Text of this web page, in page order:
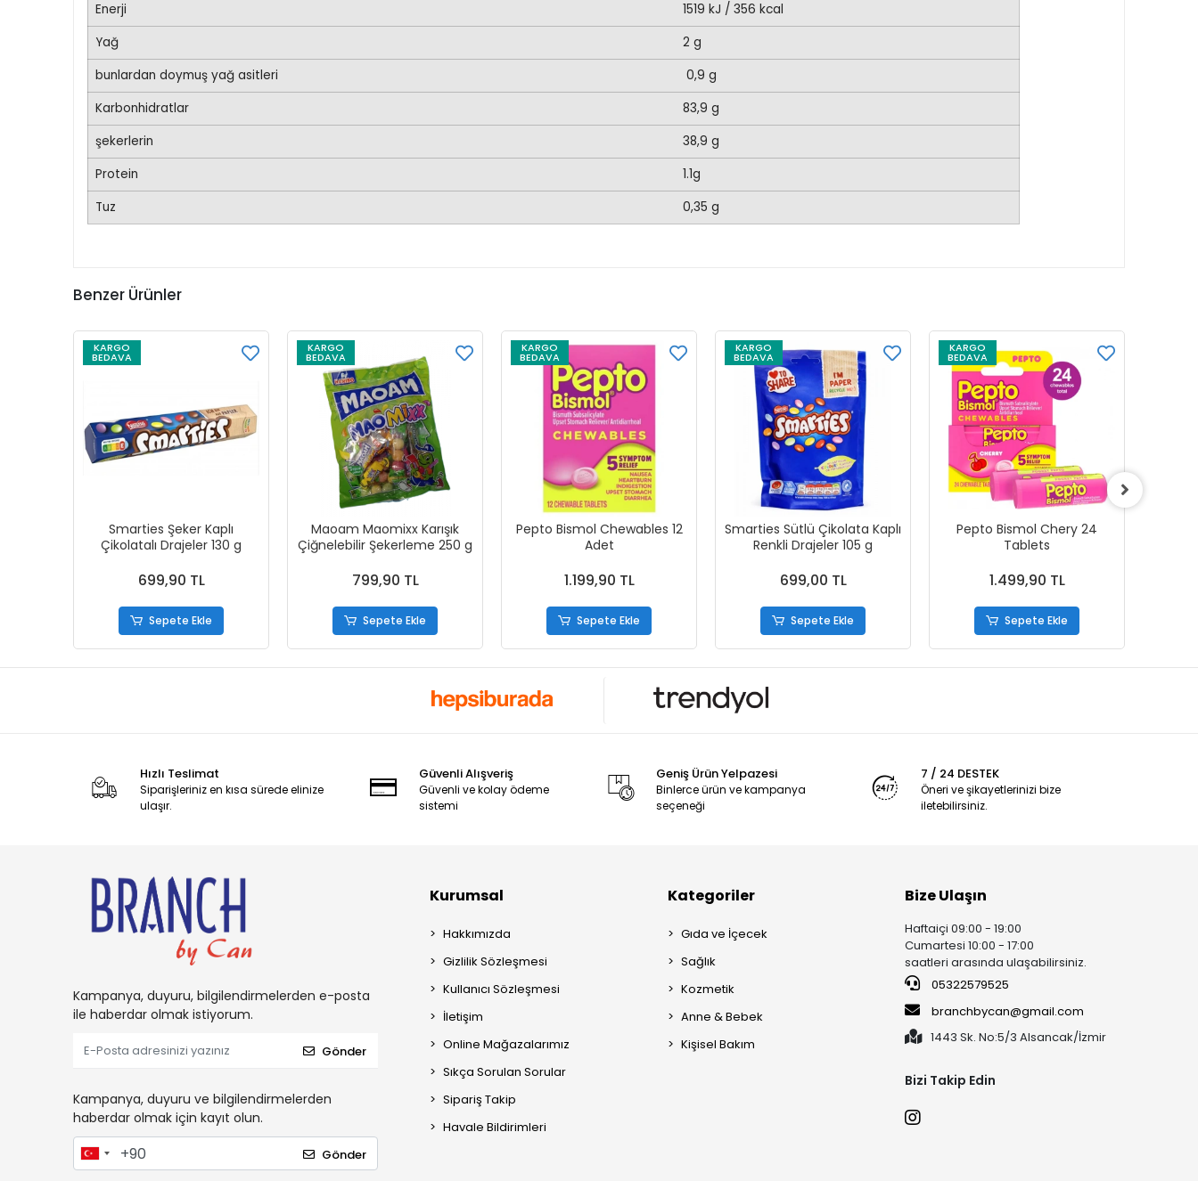
Enerji
1519 kJ / 356 kcal
Yağ
2 g
bunlardan doymuş yağ asitleri
0,9 g
Karbonhidratlar
83,9 g
şekerlerin
38,9 g
Protein
1.1g
Tuz
0,35 g
Benzer Ürünler
KARGO
BEDAVA
Smarties Şeker Kaplı
Çikolatalı Drajeler 130 g
699,90 TL
Sepete Ekle
KARGO
BEDAVA
Maoam Maomixx Karışık
Çiğnelebilir Şekerleme 250 g
799,90 TL
Sepete Ekle
KARGO
BEDAVA
Pepto Bismol Chewables 12
Adet
1.199,90 TL
Sepete Ekle
KARGO
BEDAVA
Smarties Sütlü Çikolata Kaplı
Renkli Drajeler 105 g
699,00 TL
Sepete Ekle
KARGO
BEDAVA
Pepto Bismol Chery 24
Tablets
1.499,90 TL
Sepete Ekle
Hızlı Teslimat
Siparişleriniz en kısa sürede elinize
ulaşır.
Güvenli Alışveriş
Güvenli ve kolay ödeme
sistemi
Geniş Ürün Yelpazesi
Binlerce ürün ve kampanya
seçeneği
7 / 24 DESTEK
Öneri ve şikayetlerinizi bize
iletebilirsiniz.
Kampanya, duyuru, bilgilendirmelerden e-posta
ile haberdar olmak istiyorum.
Gönder
Kampanya, duyuru ve bilgilendirmelerden
haberdar olmak için kayıt olun.
Gönder
Kurumsal
Hakkımızda
Gizlilik Sözleşmesi
Kullanıcı Sözleşmesi
İletişim
Online Mağazalarımız
Sıkça Sorulan Sorular
Sipariş Takip
Havale Bildirimleri
Kategoriler
Gıda ve İçecek
Sağlık
Kozmetik
Anne & Bebek
Kişisel Bakım
Bize Ulaşın
Haftaiçi 09:00 - 19:00
Cumartesi 10:00 - 17:00
saatleri arasında ulaşabilirsiniz.
05322579525
branchbycan@gmail.com
1443 Sk. No:5/3 Alsancak/İzmir
Bizi Takip Edin